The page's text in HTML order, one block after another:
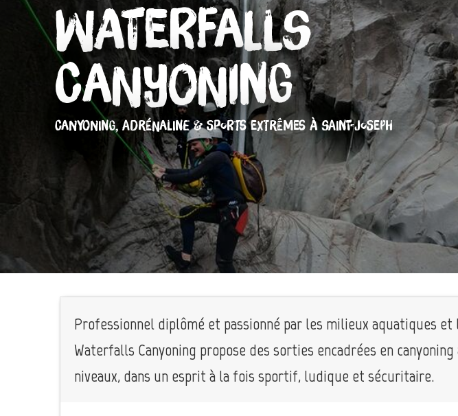
Waterfalls
Canyoning
CANYONING, ADRÉNALINE & SPORTS EXTRÊMES À SAINT-JOSEPH
Professionnel diplômé et passionné par les milieux aquatiques et
Waterfalls Canyoning propose des sorties encadrées en
niveaux, dans un esprit à la fois sportif, ludique et sécuritaire.